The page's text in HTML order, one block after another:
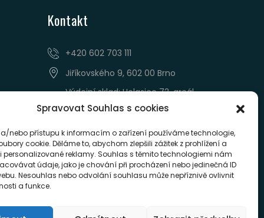
Spravovat Souhlas s cookies
nebo přístupu k informacím o zařízení používáme technologie,
cookie. Děláme to, abychom zlepšili zážitek z prohlížení a
personalizované reklamy. Souhlas s těmito technologiemi nám
údaje, jako je chování při procházení nebo jedinečná ID
Nesouhlas nebo odvolání souhlasu může nepříznivě ovlivnit
a funkce.
Kontakt
‭+420 602 703 111‬
Jiříkovského 9, 602 00 Brno
Výdejní sklad: Holasice 72, areál
AZ REAKOL
Po-Pá 7:00 - 14.30